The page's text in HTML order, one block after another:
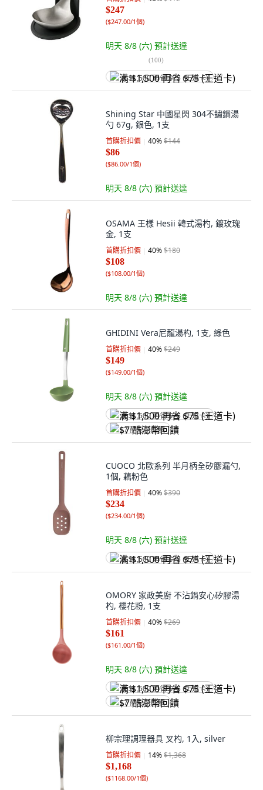
$247
($247.00/1個)
明天 8/8 (六) 預計送達
(100)
满 $1,500 再省 $75 (王道卡)
Shining Star 中國星閃 304不鏽鋼湯
勺 67g, 銀色, 1支
首購折扣價 40%$144
$86
($86.00/1個)
明天 8/8 (六) 預計送達
OSAMA 王樣 Hesii 韓式湯杓, 鍍玫瑰
金, 1支
首購折扣價 40%$180
$108
($108.00/1個)
明天 8/8 (六) 預計送達
GHIDINI Vera尼龍湯杓, 1支, 綠色
首購折扣價 40%$249
$149
($149.00/1個)
明天 8/8 (六) 預計送達
满 $1,500 再省 $75 (王道卡)
$7 酷澎幣回饋
CUOCO 北歐系列 半月柄全矽膠漏勺,
1個, 藕粉色
首購折扣價 40%$390
$234
($234.00/1個)
明天 8/8 (六) 預計送達
满 $1,500 再省 $75 (王道卡)
OMORY 家政美廚 不沾鍋安心矽膠湯
杓, 櫻花粉, 1支
首購折扣價 40%$269
$161
($161.00/1個)
明天 8/8 (六) 預計送達
满 $1,500 再省 $75 (王道卡)
$7 酷澎幣回饋
柳宗理調理器具 叉杓, 1入, silver
首購折扣價 14%$1,368
$1,168
($1168.00/1個)